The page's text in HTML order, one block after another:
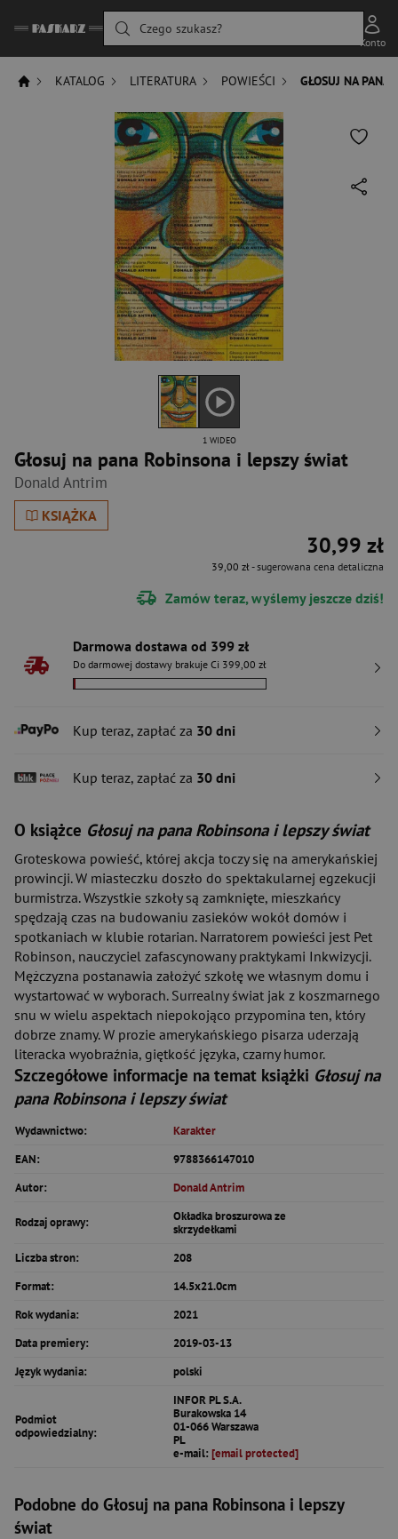
Czego szukasz?
Konto
KATALOG LITERATURA POWIEŚCI GŁOSUJ NA PANA
Głosuj na pana Robinsona i lepszy świat
Donald Antrim
KSIĄŻKA
1 WIDEO
30,99 zł
39,00 zł- sugerowana cena detaliczna
Zamów teraz, wyślemy jeszcze dziś!
Darmowa dostawa od 399 zł
Do darmowej dostawy brakuje Ci 399,00 zł
Kup teraz, zapłać za 30 dni
Kup teraz, zapłać za 30 dni
O książce Głosuj na pana Robinsona i lepszy świat
Groteskowa powieść, której akcja toczy się na amerykańskiej
prowincji. W miasteczku doszło do spektakularnej egzekucji
burmistrza. Wszystkie szkoły są zamknięte, mieszkańcy
spędzają czas na budowaniu zasieków wokół domów i
spotkaniach w klubie rotarian. Narratorem powieści jest Pet
Robinson, nauczyciel zafascynowany praktykami Inkwizycji.
Mężczyzna postanawia założyć szkołę we własnym domu i
wystartować w wyborach. Surrealny świat jak z koszmarnego
snu w wielu aspektach niepokojąco przypomina ten, który
dobrze znamy. W prozie amerykańskiego pisarza uderzają
literacka wyobraźnia, giętkość języka, czarny humor.
Szczegółowe informacje na temat książki Głosuj na
pana Robinsona i lepszy świat
Wydawnictwo:
Karakter
EAN:
9788366147010
Autor:
Donald Antrim
Rodzaj oprawy:
Okładka broszurowa ze
skrzydełkami
Liczba stron:
208
Format:
14.5x21.0cm
Rok wydania:
2021
Data premiery:
2019-03-13
Język wydania:
polski
Podmiot
odpowiedzialny:
INFOR PL S.A.
Burakowska 14
01-066 Warszawa
PL
e-mail: [email protected]
Podobne do Głosuj na pana Robinsona i lepszy
świat